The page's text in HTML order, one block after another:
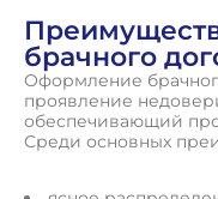
брачного
Оформление
проявление
обеспечивающий
Среди основных